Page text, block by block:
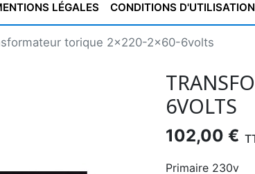
CONDENSATEUR
STYROFLEX
CONDENSATEUR
TRANSFO DE SORTIE
POUR GUITARE
TRANSFO LINE
PLATINES VINYLES MAGNÉTOPHONE TUNER
LÉGALES CONDITIONS D'UTILISATION
torique 2x220-2x60-6volts
6VOLTS
102,00 €
Primaire 230v